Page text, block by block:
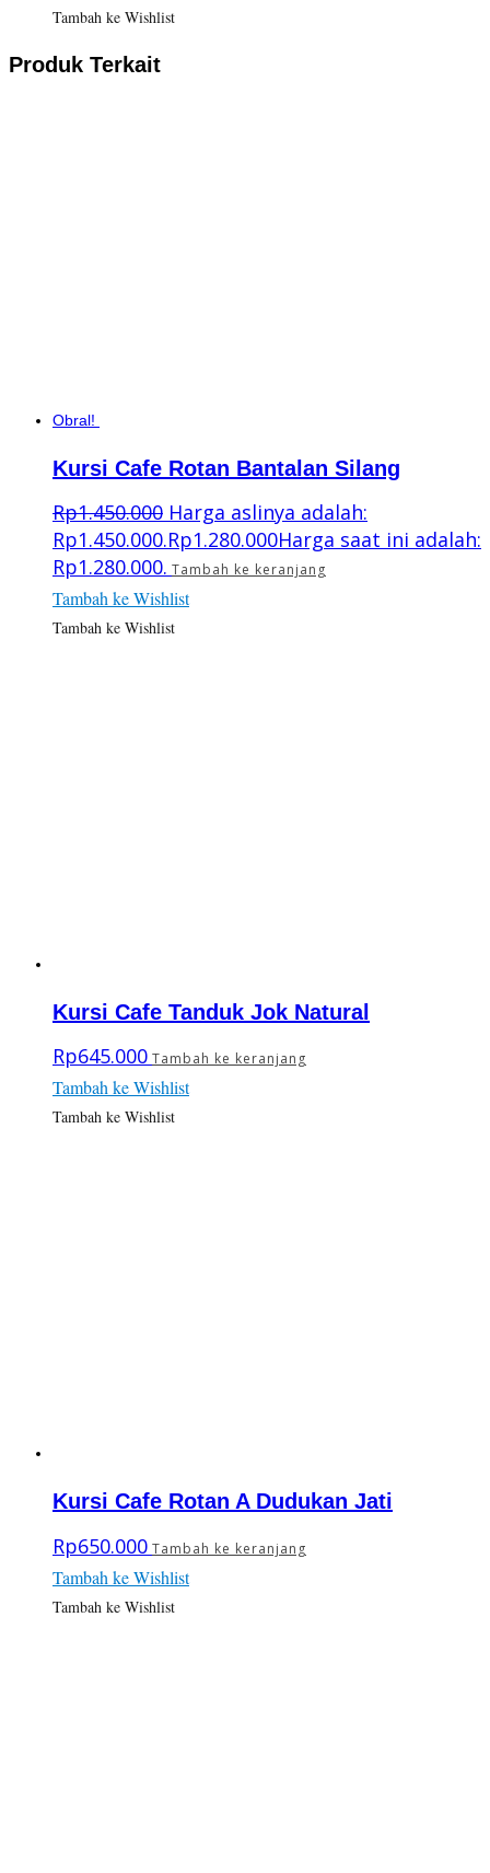
Tambah ke Wishlist
Produk Terkait
Obral!
Kursi Cafe Rotan Bantalan Silang
Rp1.450.000 Harga aslinya adalah:
Rp1.450.000.Rp1.280.000Harga saat ini adalah:
Rp1.280.000. Tambah ke keranjang
Tambah ke Wishlist
Tambah ke Wishlist
Kursi Cafe Tanduk Jok Natural
Rp645.000 Tambah ke keranjang
Tambah ke Wishlist
Tambah ke Wishlist
Kursi Cafe Rotan A Dudukan Jati
Rp650.000 Tambah ke keranjang
Tambah ke Wishlist
Tambah ke Wishlist